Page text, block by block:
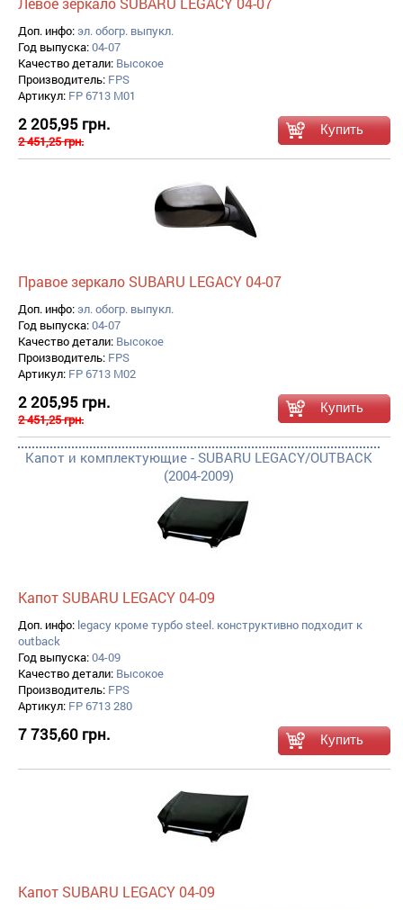
Доп. инфо:эл. обогр. выпукл.
Год выпуска:04-07
Качество детали: Высокое
Производитель: FPS
Артикул: FP 6713 M01
2 205,95 грн.
2 451,25 грн.
Правое зеркало SUBARU LEGACY 04-07
Доп. инфо:эл. обогр. выпукл.
Год выпуска:04-07
Качество детали: Высокое
Производитель: FPS
Артикул: FP 6713 M02
2 205,95 грн.
2 451,25 грн.
Капот и комплектующие - SUBARU LEGACY/OUTBACK
(2004-2009)
Капот SUBARU LEGACY 04-09
Доп. инфо: legacy кроме турбо steel. конструктивно подходит к
outback
Год выпуска:04-09
Качество детали: Высокое
Производитель: FPS
Артикул: FP 6713 280
7 735,60 грн.
Капот SUBARU LEGACY 04-09